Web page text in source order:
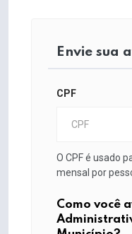
Envie sua
CPF
O CPF é usado
mensal por
Como você